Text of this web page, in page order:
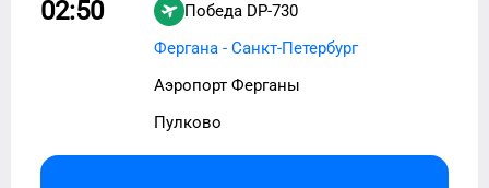
02:50 Победа DP-730
Фергана - Санкт-Петербург
Аэропорт Ферганы
Пулково